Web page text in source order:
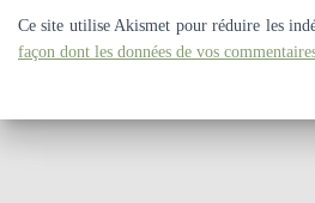
Ce site utilise Akismet pour réduire les
façon dont les données de vos